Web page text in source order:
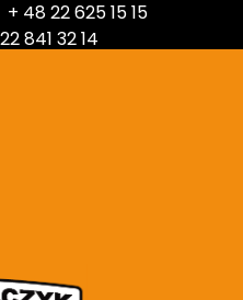
+ 48 22 625 15 15
841 32 14